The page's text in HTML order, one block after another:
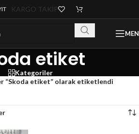
KARGO TAKİP
etiket
Kategoriler
“Skoda etiket” olarak etiketlendi